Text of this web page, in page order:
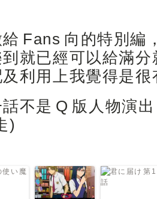
Fans 向的特別編
就已經可以給滿
利用上我覺得是很
不是 Q 版人物演
)